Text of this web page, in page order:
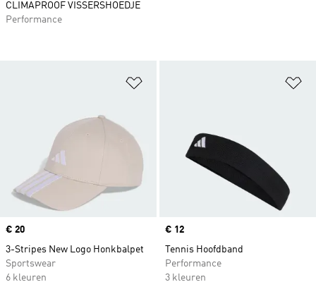
Price
€ 20
3-Stripes New Logo Honkbalpet
Sportswear
6 kleuren
Price
€ 12
Tennis Hoofdband
Performance
3 kleuren
CLIMAPROOF VISSERSHOEDJE
Performance